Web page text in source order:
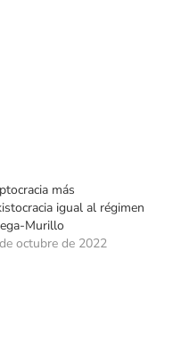
más
igual al régimen
Murillo
octubre de 2022